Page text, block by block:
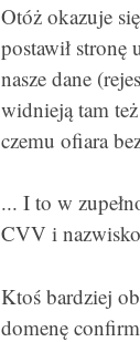
Otóż okazuje
postawił stronę
nasze dane
widnieją tam
czemu ofiara
... I to w
CVV i
Ktoś bardziej
domenę